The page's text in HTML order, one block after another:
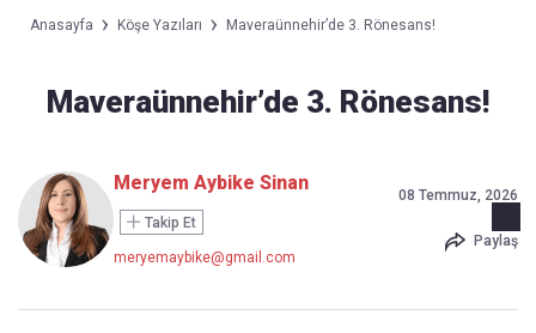
Anasayfa Köşe Yazıları Maveraünnehir’de 3. Rönesans!
Maveraünnehir’de 3. Rönesans!
Meryem Aybike Sinan
Takip Et
meryemaybike@gmail.com
08 Temmuz, 2026
Paylaş